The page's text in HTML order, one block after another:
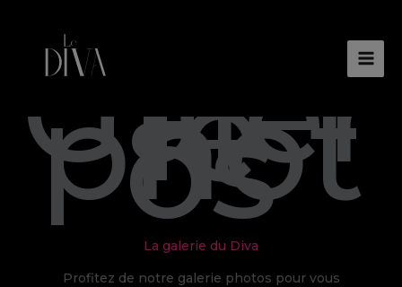
contenuGaler
ie
phot
os
La galerie du Diva
Profitez de notre galerie photos pour vous